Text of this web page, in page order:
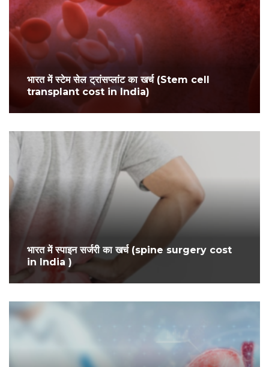
भारत में स्टेम सेल ट्रांसप्लांट का खर्च (Stem cell
transplant cost in India)
भारत में स्पाइन सर्जरी का खर्च (spine surgery cost
in India )